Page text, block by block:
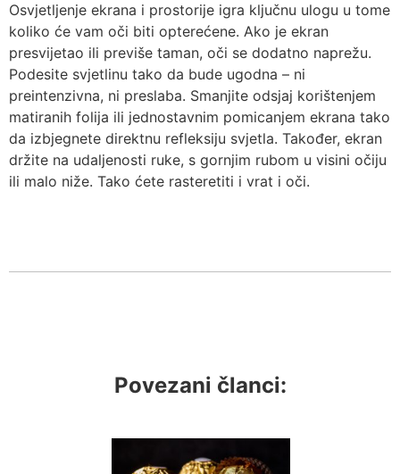
Osvjetljenje ekrana i prostorije igra ključnu ulogu u tome
koliko će vam oči biti opterećene. Ako je ekran
presvijetao ili previše taman, oči se dodatno naprežu.
Podesite svjetlinu tako da bude ugodna – ni
preintenzivna, ni preslaba. Smanjite odsjaj korištenjem
matiranih folija ili jednostavnim pomicanjem ekrana tako
da izbjegnete direktnu refleksiju svjetla. Također, ekran
držite na udaljenosti ruke, s gornjim rubom u visini očiju
ili malo niže. Tako ćete rasteretiti i vrat i oči.
Povezani članci: